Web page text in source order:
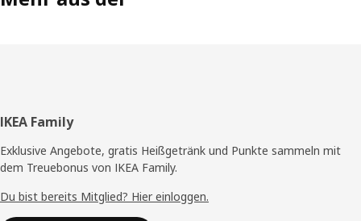
Fußzeile
IKEA Family
Exklusive Angebote, gratis Heißgetränk und Punkte sammeln mit
dem Treuebonus von IKEA Family.
Du bist bereits Mitglied? Hier einloggen.